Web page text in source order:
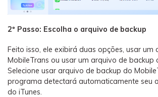
2º Passo: Escolha o arquivo de backup
Feito isso, ele exibirá duas opções, usar um
MobileTrans ou usar um arquivo de backup
Selecione usar arquivo de backup do
programa detectará automaticamente seu
do iTunes.